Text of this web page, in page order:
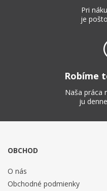
Pri
je
Robíme
Naša práca
ju
OBCHOD
O nás
Obchodné podmienky